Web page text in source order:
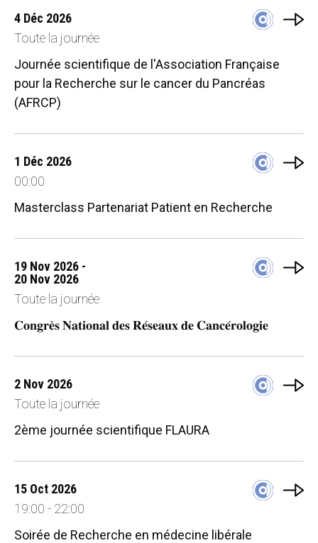
4 Déc 2026
Toute la journée
Journée scientifique de l'Association Française
pour la Recherche sur le cancer du Pancréas
(AFRCP)
1 Déc 2026
00:00
Masterclass Partenariat Patient en Recherche
19 Nov 2026 -
20 Nov 2026
Toute la journée
𝐂𝐨𝐧𝐠𝐫𝐞̀𝐬 𝐍𝐚𝐭𝐢𝐨𝐧𝐚𝐥 𝐝𝐞𝐬 𝐑𝐞́𝐬𝐞𝐚𝐮𝐱 𝐝𝐞 𝐂𝐚𝐧𝐜𝐞́𝐫𝐨𝐥𝐨𝐠𝐢𝐞
2 Nov 2026
Toute la journée
2ème journée scientifique FLAURA
15 Oct 2026
19:00 - 22:00
Soirée de Recherche en médecine libérale